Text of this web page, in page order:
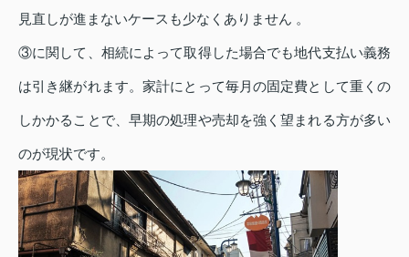
見直しが進まないケースも少なくありません 。
③に関して、相続によって取得した場合でも地代支払い義務
は引き継がれます。家計にとって毎月の固定費として重くの
しかかることで、早期の処理や売却を強く望まれる方が多い
のが現状です。